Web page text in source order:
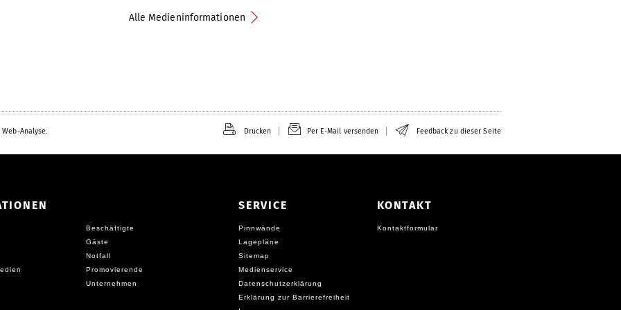
Alle Medieninformationen
Analyse. Drucken Per E-Mail versenden Feedback zu dieser Seite
Beschäftigte
Gäste
Notfall
Promovierende
Unternehmen
SERVICE
Pinnwände
Lagepläne
Sitemap
Medienservice
Datenschutzerklärung
Erklärung zur Barrierefreiheit
KONTAKT
Kontaktformular